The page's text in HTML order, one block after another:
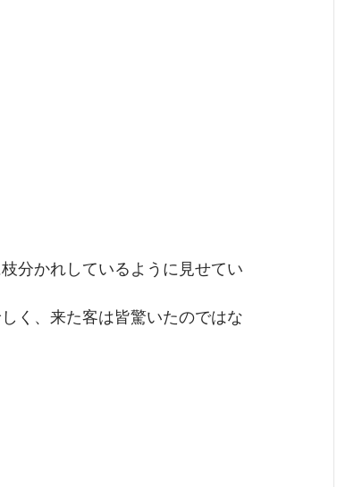
分かれしているように見せてい
く、来た客は皆驚いたのではな